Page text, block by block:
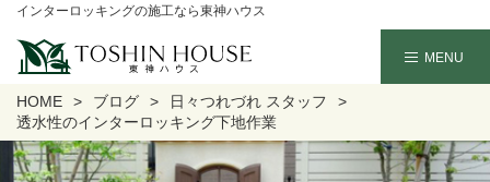
インターロッキングの施工なら東神ハウス
HOME ブログ
日々つれづれ スタッフ
透水性のインターロッキング下地作業